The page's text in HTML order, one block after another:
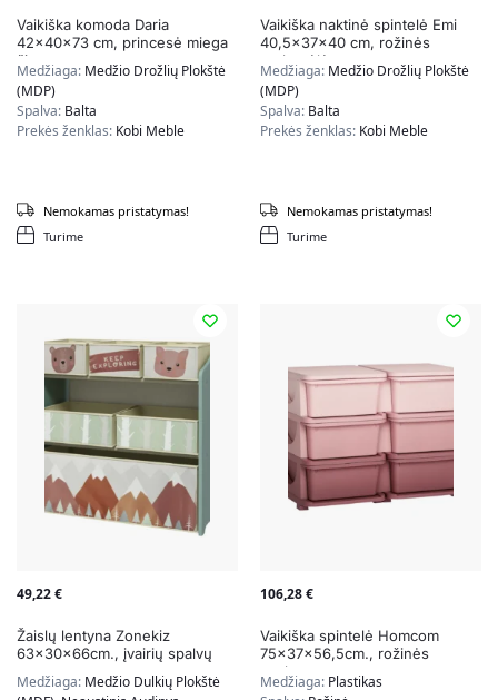
Vaikiška komoda Daria
42x40x73 cm, princesė miega
čia
Medžiaga: Medžio Drožlių Plokštė
(MDP)
Spalva: Balta
Prekės ženklas: Kobi Meble
Turime
Nemokamas pristatymas!
Vaikiška naktinė spintelė Emi
40,5x37x40 cm, rožinės
rankenėlės
Medžiaga: Medžio Drožlių Plokštė
(MDP)
Spalva: Balta
Prekės ženklas: Kobi Meble
Turime
Nemokamas pristatymas!
49,22€
Žaislų lentyna Zonekiz
63x30x66cm., įvairių spalvų
Medžiaga: Medžio Dulkių Plokštė
106,28€
Vaikiška spintelė Homcom
75x37x56,5cm., rožinės
spalvos
Medžiaga: Plastikas